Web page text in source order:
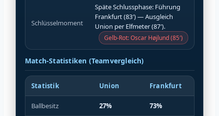
Schlüsselmoment
Späte Schlussphase: Führung
Frankfurt (83′) — Ausgleich
Union per Elfmeter (87′).
Gelb-Rot: Oscar Højlund (85′)
Match-Statistiken (Teamvergleich)
Statistik Union Frankfurt
Ballbesitz 27% 73%